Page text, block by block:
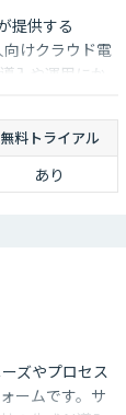
提供する
けクラウド電
入や運用にか
無料トライアル
あり
ズやプロセス
ームです。サ